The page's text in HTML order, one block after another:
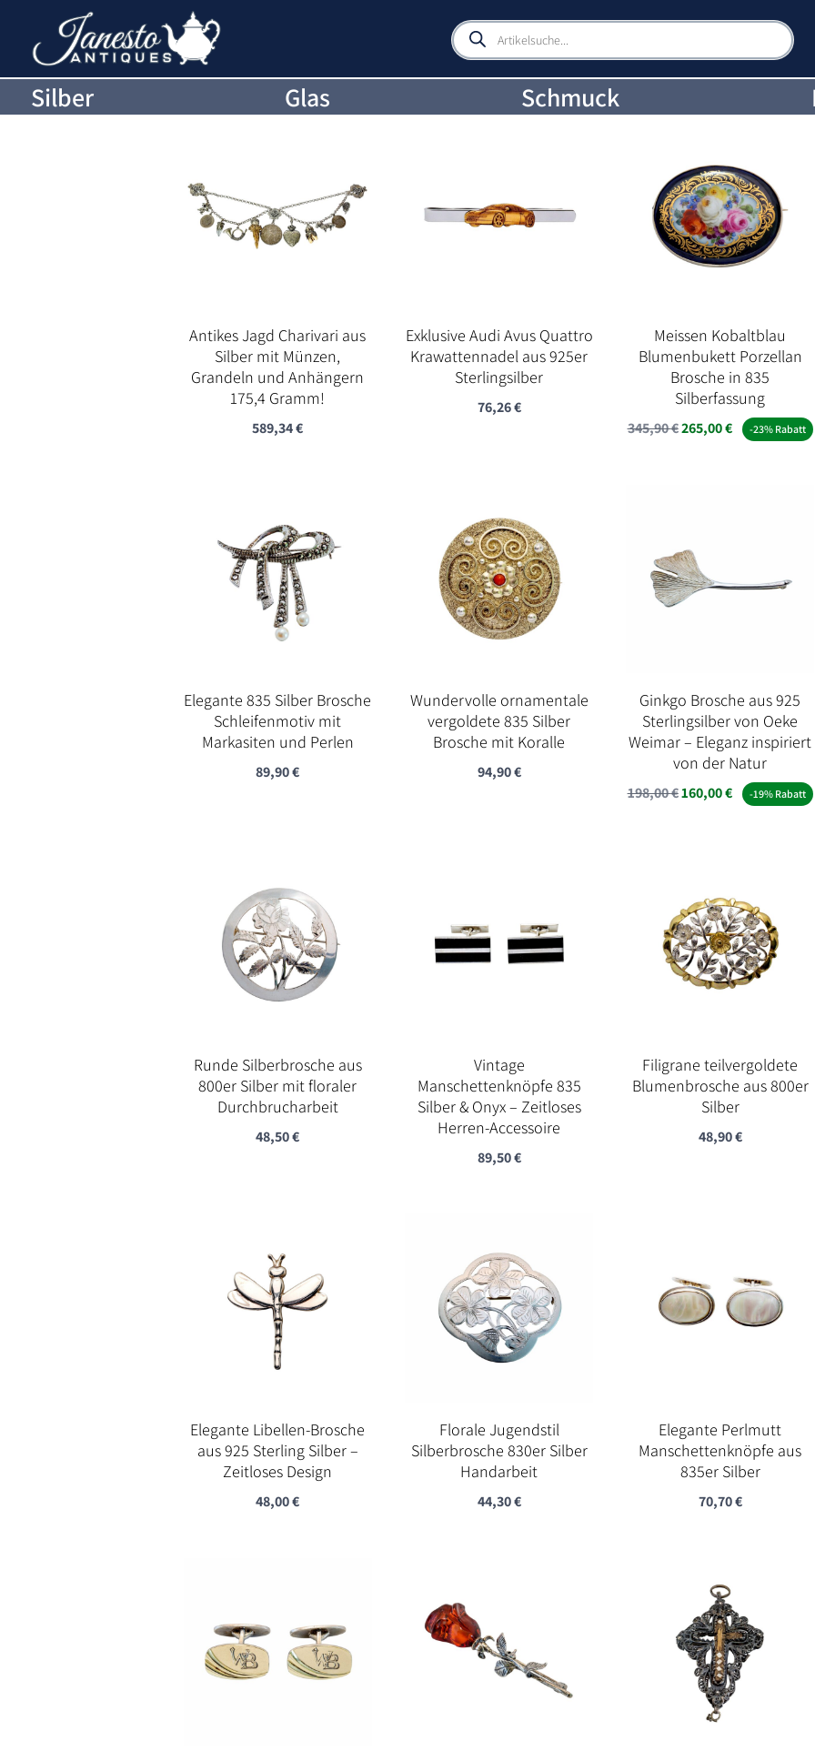
Products
search
Silber Glas Schmuck
Antikes Jagd Charivari aus
Silber mit Münzen,
Grandeln und Anhängern
175,4 Gramm!
589,34€
Exklusive Audi Avus Quattro
Krawattennadel aus 925er
Sterlingsilber
76,26€
Meissen Kobaltblau
Blumenbukett Porzellan
Brosche in 835
Silberfassung
345,90€Ursprünglicher
265,00€Aktueller
-23% Rabatt
Elegante 835 Silber Brosche
Schleifenmotiv mit
Markasiten und Perlen
89,90€
Wundervolle ornamentale
vergoldete 835 Silber
Brosche mit Koralle
94,90€
Ginkgo Brosche aus 925
Sterlingsilber von Oeke
Weimar – Eleganz inspiriert
von der Natur
198,00€Ursprünglicher
160,00€Aktueller
-19% Rabatt
Runde Silberbrosche aus
800er Silber mit floraler
Durchbrucharbeit
48,50€
Vintage
Manschettenknöpfe 835
Silber & Onyx – Zeitloses
Herren-Accessoire
89,50€
Filigrane teilvergoldete
Blumenbrosche aus 800er
Silber
48,90€
Elegante Libellen-Brosche
aus 925 Sterling Silber –
Zeitloses Design
48,00€
Florale Jugendstil
Silberbrosche 830er Silber
Handarbeit
44,30€
Elegante Perlmutt
Manschettenknöpfe aus
835er Silber
70,70€